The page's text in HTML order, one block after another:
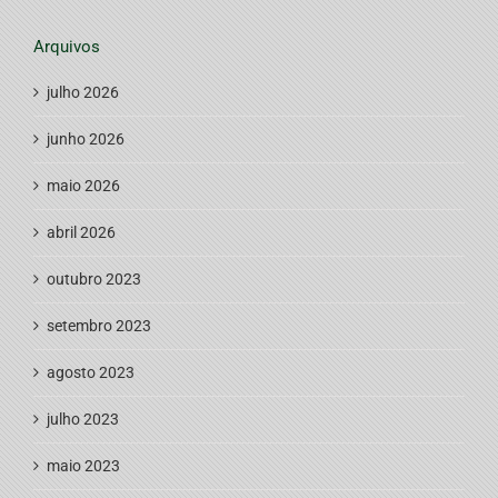
Arquivos
julho 2026
junho 2026
maio 2026
abril 2026
outubro 2023
setembro 2023
agosto 2023
julho 2023
maio 2023